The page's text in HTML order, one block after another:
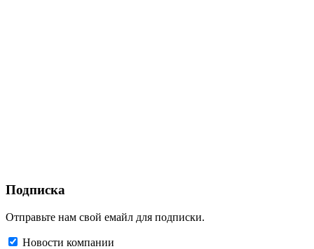
Подписка
Отправьте нам свой емайл для подписки.
Новости компании